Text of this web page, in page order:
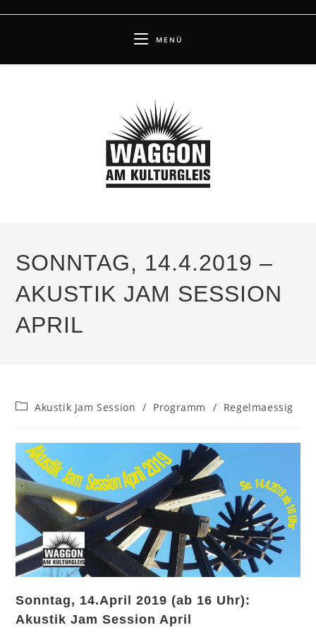
MENÜ
SONNTAG, 14.4.2019 –
AKUSTIK JAM SESSION
APRIL
Beitrags-
Akustik Jam Session / Programm / Regelmaessig
Sonntag, 14.April 2019 (ab 16 Uhr):
Akustik Jam Session April